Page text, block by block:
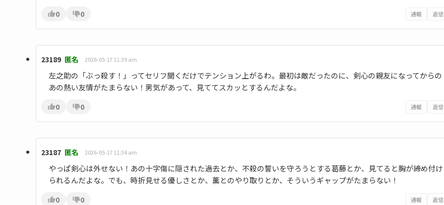
0 0 通報 返信
23189 匿名 2026-05-17 11:39 am
左之助の「ぶっ殺す！」ってセリフ聞くだけでテンション上がるわ。最初は敵だったのに、剣心の親友になってからの
あの熱い友情がたまらない！男気があって、見ててスカッとするんだよな。
0 0 通報 返信
23187 匿名 2026-05-17 11:34 am
やっぱ剣心は外せない！あの十字傷に隠された過去とか、不殺の誓いを守ろうとする葛藤とか、見てると胸が締め付け
られるんだよな。でも、時折見せる優しさとか、薫とのやり取りとか、そういうギャップがたまらない！
0 0 通報 返信